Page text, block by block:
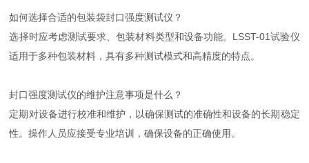
如何选择合适的包装袋封口强度测试仪？
选择时应考虑测试要求、包装材料类型和设备功能。LSST-01试验仪
适用于多种包装材料，具有多种测试模式和高精度的特点。
封口强度测试仪的维护注意事项是什么？
定期对设备进行校准和维护，以确保测试的准确性和设备的长期稳定
性。操作人员应接受专业培训，确保设备的正确使用。